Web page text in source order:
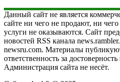
Данный сайт не является
сайте ни чего не продают, ни
услуги не оказываются. Сайт
новостей RSS канала
newsru.com. Материалы
ответственность за
Администрация сайта не несёт.